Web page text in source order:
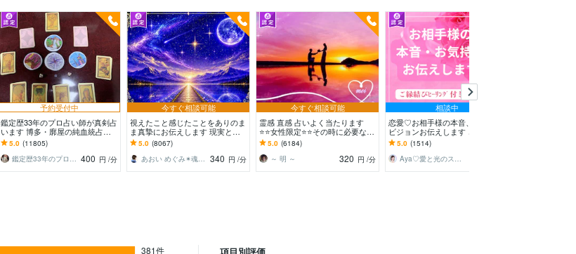
予約受付中
鑑定歴33年のプロ占い師が真剣占
います 博多・廓屋の純血統占い
祈願師 雷鳥
5.0 (11805)
鑑定歴33年のプロ占い師 雷鳥 400 円 /分
今すぐ相談可能
視えたこと感じたことをありのま
ま真摯にお伝えします 現実とス
ピリチュアルを繋ぐ鑑定であなた
の心に寄り添います
5.0 (8067)
あおい めぐみ✴︎魂の声伝達屋さん 340 円 /分
今すぐ相談可能
霊感 直感 占いよく当たります
⭐️⭐️女性限定⭐️⭐️その時に必要な占
術で鑑定致します
5.0 (6184)
～ 明 ～
320 円 /分
相談中
恋愛♡お相手様の本音、未来への
ビジョンお伝えします どんな関
係でも細密にお伝えします✨ツイ
ンレイ ソウルメイト
5.0 (1514)
Aya♡愛と光のスピリチュアルガイド
381件